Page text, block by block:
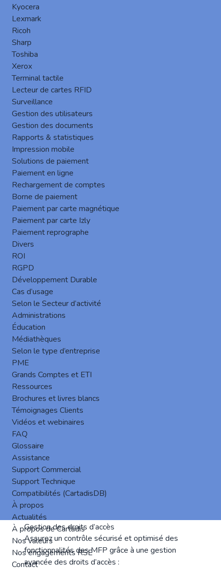
Kyocera
Lexmark
Ricoh
Sharp
Toshiba
Xerox
Terminal tactile
Lecteur de cartes RFID
Surveillance
Gestion des utilisateurs
Gestion des documents
Rapports & statistiques
Impression mobile
Solutions de paiement
Paiement en ligne
Rechargement de comptes
Borne de paiement
Paiement par carte magnétique
Paiement par carte Izly
Paiement reprographe
Divers
ROI
RGPD
Développement Durable
Cas d’usage
Selon le Secteur d’activité
Administrations
Éducation
Médiathèques
Selon le type d’entreprise
PME
Grands Comptes et ETI
Ressources
Brochures et livres blancs
Témoignages Clients
Vidéos et webinaires
FAQ
Glossaire
Assistance
Support Commercial
Support Technique
Compatibilités (CartadisDB)
À propos
Actualités
À propos de Cartadis
Nos valeurs
Nos engagements RSE
Contact
spécialement conçu pour les équipements
de la marque.
Ce module exploite l’écran tactile intégré
des MFP Brother pour améliorer les
fonctionnalités, renforcer la sécurité et
offrir une expérience utilisateur intuitive
pour tous types d’utilisateurs.
Fonctionnalités clés
Authentification sécurisée des utilisateurs
Plusieurs
possibles pour garantir un accès sécurisé et
flexible aux MFP :
Nom d’utilisateur,
Nom d’utilisateur et mot de passe,
Authentification par carte RFID (badge
d’accès),
Code d’impression : Accès via un code
unique.
Gestion des droits d’accès
Assurez un contrôle sécurisé et optimisé des
fonctionnalités des MFP grâce à une gestion
avancée des droits d’accès :